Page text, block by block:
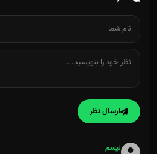
ارسال نظر
نیسم